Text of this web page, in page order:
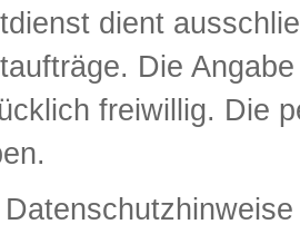
dient
Die
freiwillig. Die